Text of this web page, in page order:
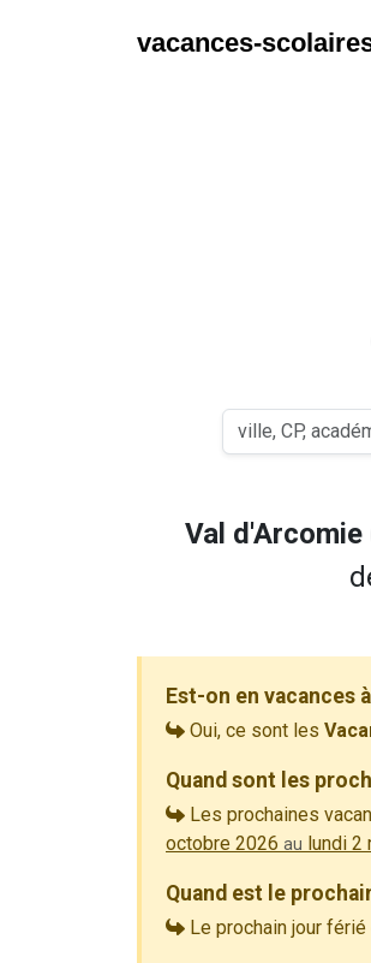
vacances-
Val
Est-on en vacances
Oui, ce sont les
Quand sont les
Les prochaines
octobre 2026 au lundi 2
Quand est le
Le prochain jour